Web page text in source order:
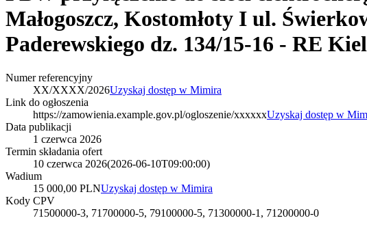
Małogoszcz, Kostomłoty I ul.
Paderewskiego dz. 134/15-16 - RE
Numer referencyjny
XX/XXXX/2026Uzyskaj dostęp w Mimira
Link do ogłoszenia
https://zamowienia.example.gov.pl/ogloszenie/xxxxxxUzyskaj dostęp w
Data publikacji
1 czerwca 2026
Termin składania ofert
10 czerwca 2026(2026-06-10T09:00:00)
Wadium
15 000,00 PLNUzyskaj dostęp w Mimira
Kody CPV
71500000-3, 71700000-5, 79100000-5, 71300000-1, 71200000-0